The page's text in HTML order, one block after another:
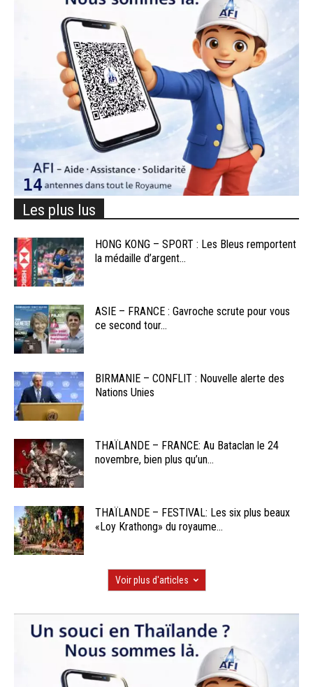
Les plus lus
HONG KONG – SPORT : Les Bleus remportent
la médaille d’argent...
ASIE – FRANCE : Gavroche scrute pour vous
ce second tour...
BIRMANIE – CONFLIT : Nouvelle alerte des
Nations Unies
THAÏLANDE – FRANCE: Au Bataclan le 24
novembre, bien plus qu’un...
THAÏLANDE – FESTIVAL: Les six plus beaux
«Loy Krathong» du royaume...
Voir plus d'articles